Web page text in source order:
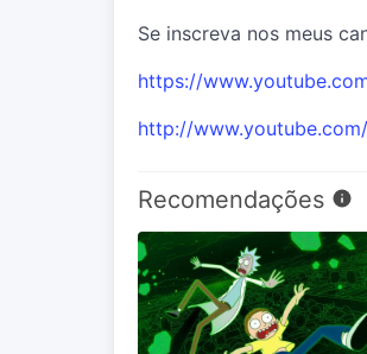
Se inscreva nos meus
https://
http://
Recomendações